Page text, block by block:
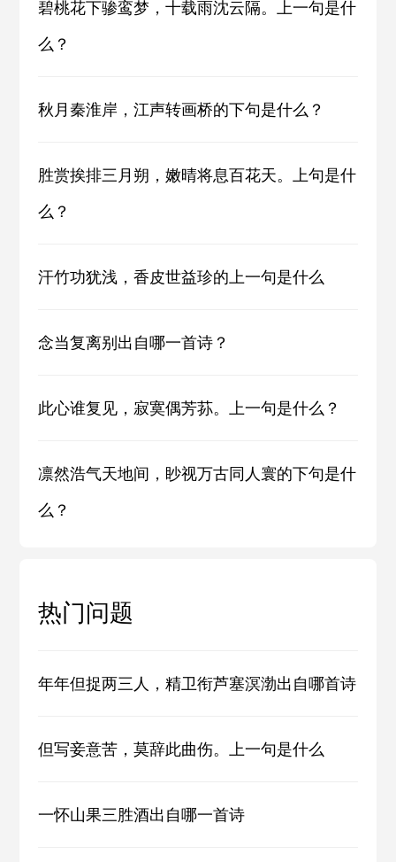
碧桃花下骖鸾梦，十载雨沈云隔。上一句是什
么？
秋月秦淮岸，江声转画桥的下句是什么？
胜赏挨排三月朔，嫩晴将息百花天。上句是什
么？
汗竹功犹浅，香皮世益珍的上一句是什么
念当复离别出自哪一首诗？
此心谁复见，寂寞偶芳荪。上一句是什么？
凛然浩气天地间，眇视万古同人寰的下句是什
么？
热门问题
年年但捉两三人，精卫衔芦塞溟渤出自哪首诗
但写妾意苦，莫辞此曲伤。上一句是什么
一怀山果三胜酒出自哪一首诗